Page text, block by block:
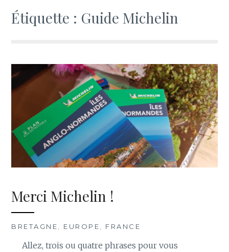
Étiquette : Guide Michelin
Merci Michelin !
BRETAGNE EUROPE FRANCE
Allez, trois ou quatre phrases pour vous